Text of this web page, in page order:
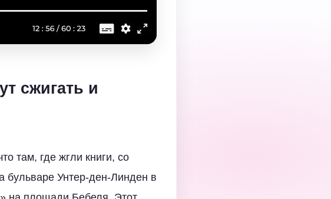
сжигать и
там, где жгли книги, со
бульваре Унтер-ден-Линден в